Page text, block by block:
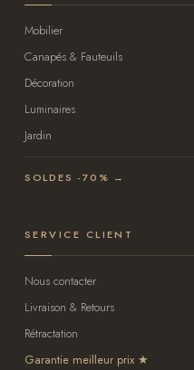
Mobilier
Canapés & Fauteuils
Décoration
Luminaires
Jardin
SOLDES -70% →
SERVICE CLIENT
Nous contacter
Livraison & Retours
Rétractation
Garantie meilleur prix